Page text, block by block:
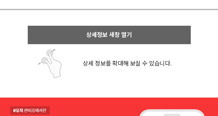
구
샵
페
구
상세정보 새창 열기
상세 정보를 확대해 보실 수 있습니다.